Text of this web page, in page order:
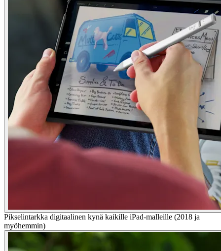
Pikselintarkka digitaalinen kynä kaikille iPad-malleille (2018 ja
myöhemmin)